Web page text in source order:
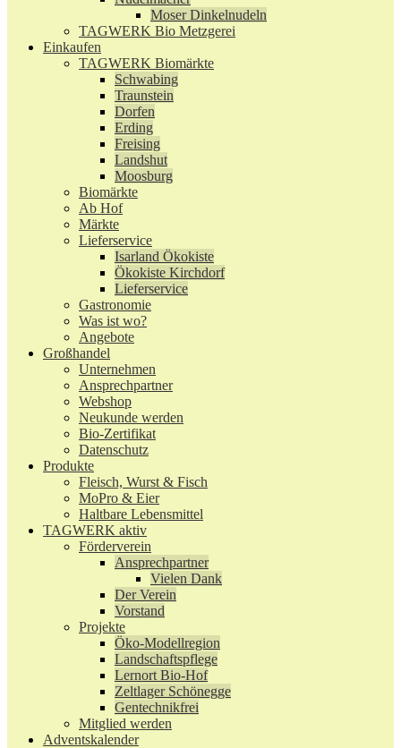
Moser Dinkelnudeln
TAGWERK Bio Metzgerei
Einkaufen
TAGWERK Biomärkte
Schwabing
Traunstein
Dorfen
Erding
Freising
Landshut
Moosburg
Biomärkte
Ab Hof
Märkte
Lieferservice
Isarland Ökokiste
Ökokiste Kirchdorf
Lieferservice
Gastronomie
Was ist wo?
Angebote
Großhandel
Unternehmen
Ansprechpartner
Webshop
Neukunde werden
Bio-Zertifikat
Datenschutz
Produkte
Fleisch, Wurst & Fisch
MoPro & Eier
Haltbare Lebensmittel
TAGWERK aktiv
Förderverein
Ansprechpartner
Vielen Dank
Der Verein
Vorstand
Projekte
Öko-Modellregion
Landschaftspflege
Lernort Bio-Hof
Zeltlager Schönegge
Gentechnikfrei
Mitglied werden
Adventskalender